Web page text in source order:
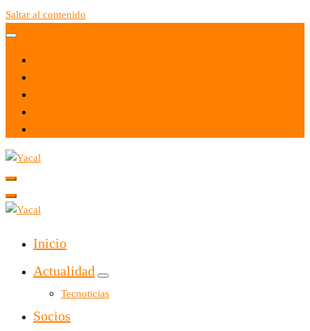
Saltar al contenido
Yacal micro hosting
Inicio
Actualidad
Tecnoticias
Socios